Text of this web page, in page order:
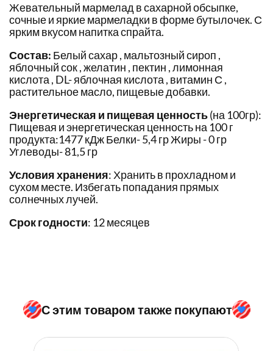
Жевательный мармелад в сахарной обсыпке,
сочные и яркие мармеладки в форме бутылочек. С
ярким вкусом напитка спрайта.
Состав: Белый сахар , мальтозный сироп ,
яблочный сок , желатин , пектин , лимонная
кислота , DL- яблочная кислота , витамин С ,
растительное масло, пищевые добавки.
Энергетическая и пищевая ценность(на 100гр):
Пищевая и энергетическая ценность на 100 г
продукта:1477 кДж Белки- 5,4 гр Жиры - 0 гр
Углеводы- 81,5 гр
Условия хранения: Хранить в прохладном и
сухом месте. Избегать попадания прямых
солнечных лучей.
Срок годности: 12 месяцев
С этим товаром также покупают